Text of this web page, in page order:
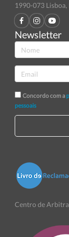
1990-073
Newsletter
Concordo com a
pessoais
Centro de